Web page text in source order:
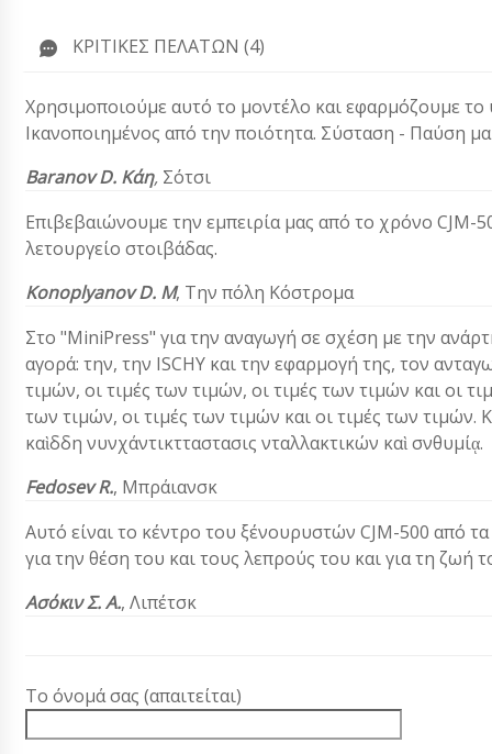
ΚΡΙΤΙΚΈΣ ΠΕΛΑΤΏΝ (4)
Χρησιμοποιούμε αυτό το μοντέλο και εφαρμόζουμε
Ικανοποιημένος από την ποιότητα. Σύσταση - Παύση
Baranov D. Κάη, Σότσι
Επιβεβαιώνουμε την εμπειρία μας από το χρόνο
λετουργείο στοιβάδας.
Konoplyanov D. M, Την πόλη Κόστρομα
Στο "MiniPress" για την αναγωγή σε σχέση με την
αγορά: την, την ISCHY και την εφαρμογή της, τον
τιμών, οι τιμές των τιμών, οι τιμές των τιμών και οι
των τιμών, οι τιμές των τιμών και οι τιμές των
καὶδδη νυνχάντικτταστασις νταλλακτικών καὶ σνθυμίᾳ.
Fedosev R., Μπράιανσκ
Aυτό είναι το κέντρο του ξένουρυστών CJM-500 από
για την θέση του και τους λεπρούς του και για τη ζωή
Ασόκιν Σ. Α., Λιπέτσκ
Το όνομά σας (απαιτείται)